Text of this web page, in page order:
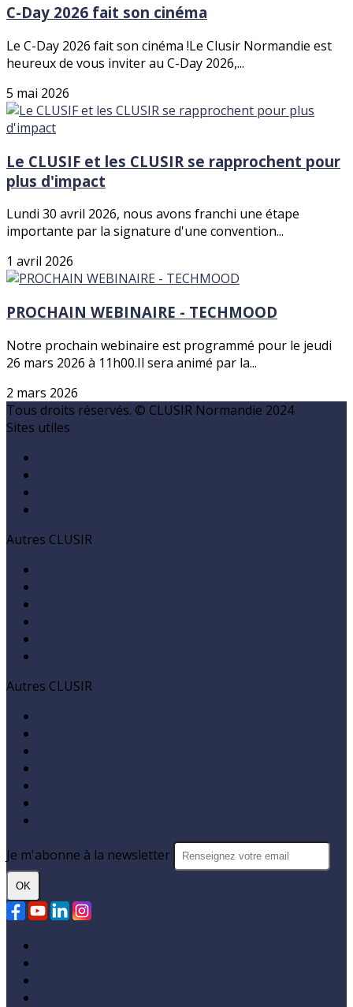
C-Day 2026 fait son cinéma
Le C-Day 2026 fait son cinéma !Le Clusir Normandie est
heureux de vous inviter au C-Day 2026,...
5 mai 2026
Le CLUSIF et les CLUSIR se rapprochent pour
plus d'impact
Lundi 30 avril 2026, nous avons franchi une étape
importante par la signature d'une convention...
1 avril 2026
PROCHAIN WEBINAIRE - TECHMOOD
Notre prochain webinaire est programmé pour le jeudi
26 mars 2026 à 11h00.Il sera animé par la...
2 mars 2026
Tous droits réservés. © CLUSIR Normandie 2024
Sites utiles
Autres CLUSIR
Autres CLUSIR
Je m'abonne à la newsletter
OK